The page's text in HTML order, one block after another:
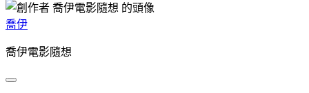
喬伊
喬伊電影隨想